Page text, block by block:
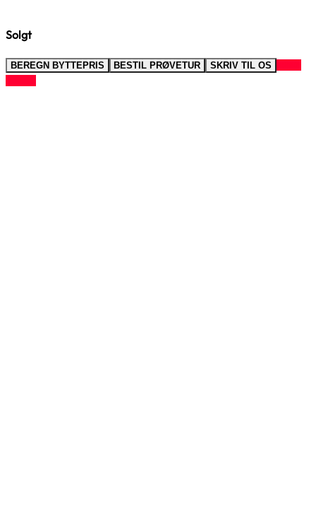
Solgt
BEREGN BYTTEPRIS BESTIL PRØVETUR SKRIV TIL OS